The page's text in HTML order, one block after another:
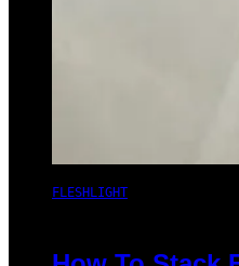
FLESHLIGHT